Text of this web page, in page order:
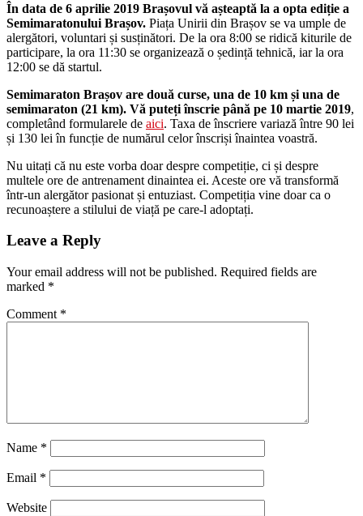
În data de 6 aprilie 2019 Brașovul vă așteaptă la a opta ediție a
Semimaratonului Brașov. Piața Unirii din Brașov se va umple de
alergători, voluntari și susținători. De la ora 8:00 se ridică kiturile de
participare, la ora 11:30 se organizează o ședință tehnică, iar la ora
12:00 se dă startul.
Semimaraton Brașov are două curse, una de 10 km și una de
semimaraton (21 km). Vă puteți înscrie până pe 10 martie 2019,
completând formularele de aici. Taxa de înscriere variază între 90 lei
și 130 lei în funcție de numărul celor înscriși înaintea voastră.
Nu uitați că nu este vorba doar despre competiție, ci și despre
multele ore de antrenament dinaintea ei. Aceste ore vă transformă
într-un alergător pasionat și entuziast. Competiția vine doar ca o
recunoaștere a stilului de viață pe care-l adoptați.
Leave a Reply
Your email address will not be published. Required fields are
marked *
Comment *
Name *
Email *
Website